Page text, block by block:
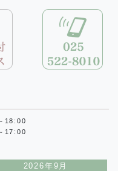
18:00
17:00
2026年9月